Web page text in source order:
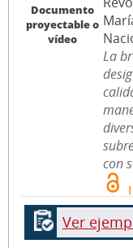
Documento
proyectable o
vídeo
La
con
Ver